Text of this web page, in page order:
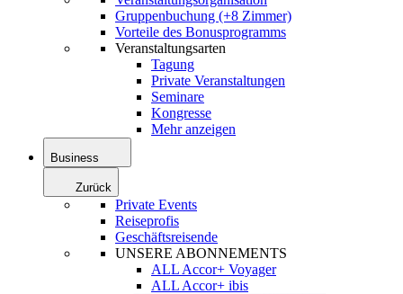
Gruppenbuchung (+8 Zimmer)
Vorteile des Bonusprogramms
Veranstaltungsarten
Tagung
Private Veranstaltungen
Seminare
Kongresse
Mehr anzeigen
Business
Zurück
Private Events
Reiseprofis
Geschäftsreisende
UNSERE ABONNEMENTS
ALL Accor+ Voyager
ALL Accor+ ibis